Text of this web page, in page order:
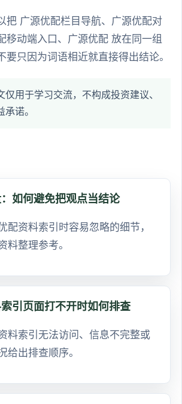
把 广源优配栏目导航、广源优配对
移动端入口、广源优配 放在同一组
要只因为词语相近就直接得出结论。
仅用于学习交流，不构成投资建议、
诺。
如何避免把观点当结论
配资料索引时容易忽略的细节，
料整理参考。
引页面打不开时如何排查
料索引无法访问、信息不完整或
给出排查顺序。